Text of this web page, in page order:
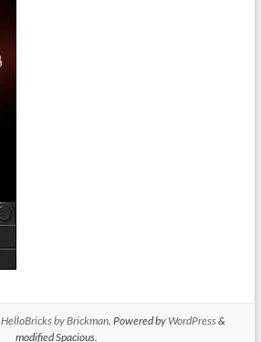
HelloBricks by Brickman. Powered by WordPress&
modified Spacious.